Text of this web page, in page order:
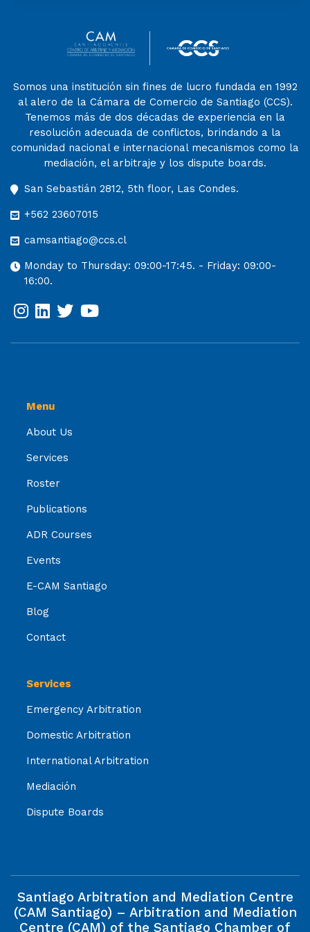
Somos una institución sin fines de lucro fundada en 1992
al alero de la Cámara de Comercio de Santiago (CCS).
Tenemos más de dos décadas de experiencia en la
resolución adecuada de conflictos, brindando a la
comunidad nacional e internacional mecanismos como la
mediación, el arbitraje y los dispute boards.
San Sebastián 2812, 5th floor, Las Condes.
+562 23607015
camsantiago@ccs.cl
Monday to Thursday: 09:00-17:45. - Friday: 09:00-
16:00.
Menu
About Us
Services
Roster
Publications
ADR Courses
Events
E-CAM Santiago
Blog
Contact
Services
Emergency Arbitration
Domestic Arbitration
International Arbitration
Mediación
Dispute Boards
Santiago Arbitration and Mediation Centre
(CAM Santiago) – Arbitration and Mediation
Centre (CAM) of the Santiago Chamber of